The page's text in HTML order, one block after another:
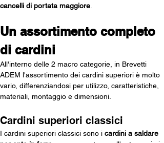
cancelli di portata maggiore
Un assortimento completo
di cardini
All'interno delle 2 macro categorie, in Brevetti
ADEM l'assortimento dei cardini superiori è molto
vario, differenziandosi per utilizzo, caratteristiche,
materiali, montaggio e dimensioni.
Cardini superiori classici
I cardini superiori classici sono i cardini a saldare